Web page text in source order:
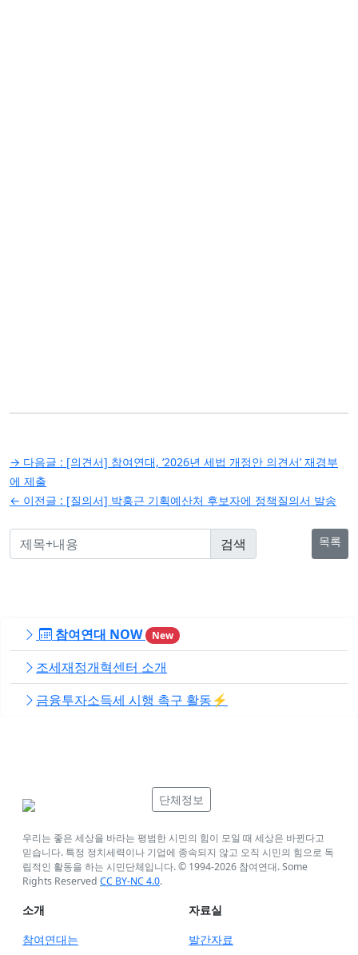
글
탐
색
→ 다음글 : [의견서] 참여연대, ‘2026년 세법 개정안 의견서’ 재경부
에 제출
← 이전글 : [질의서] 박홍근 기획예산처 후보자에 정책질의서 발송
목록
참여연대 NOW New
조세재정개혁센터 소개
금융투자소득세 시행 촉구 활동⚡️
단체정보
우리는 좋은 세상을 바라는 평범한 시민의 힘이 모일 때 세상은 바뀐다고
믿습니다. 특정 정치세력이나 기업에 종속되지 않고 오직 시민의 힘으로 독
립적인 활동을 하는 시민단체입니다. © 1994-2026 참여연대. Some
Rights Reserved CC BY-NC 4.0.
소개
참여연대는
자료실
발간자료